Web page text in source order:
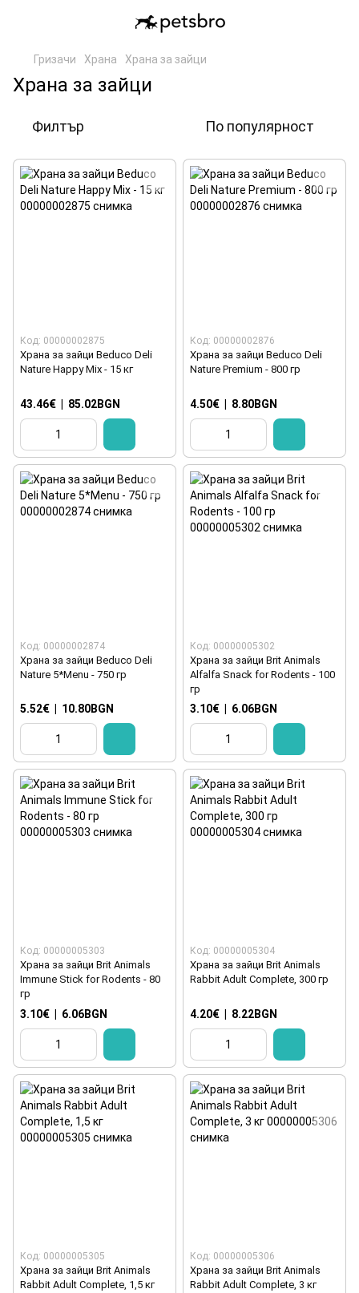
Гризачи Храна Храна за зайци
Храна за зайци
Филтър По популярност
Код: 00000002875
Храна за зайци Beduco Deli
Nature Happy Mix - 15 кг
43.46€ 85.02BGN
Код: 00000002876
Храна за зайци Beduco Deli
Nature Premium - 800 гр
4.50€ 8.80BGN
Код: 00000002874
Храна за зайци Beduco Deli
Nature 5*Menu - 750 гр
5.52€ 10.80BGN
Код: 00000005302
Храна за зайци Brit Animals
Alfalfa Snack for Rodents - 100
гр
3.10€ 6.06BGN
Код: 00000005303
Храна за зайци Brit Animals
Immune Stick for Rodents - 80
гр
3.10€ 6.06BGN
Код: 00000005304
Храна за зайци Brit Animals
Rabbit Adult Complete, 300 гр
4.20€ 8.22BGN
Код: 00000005305
Храна за зайци Brit Animals
Rabbit Adult Complete, 1,5 кг
Код: 00000005306
Храна за зайци Brit Animals
Rabbit Adult Complete, 3 кг